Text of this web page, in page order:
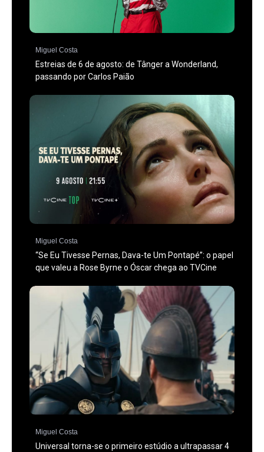
Miguel Costa
Estreias de 6 de agosto: de Tânger a Wonderland,
passando por Carlos Paião
Miguel Costa
“Se Eu Tivesse Pernas, Dava-te Um Pontapé”: o papel
que valeu a Rose Byrne o Óscar chega ao TVCine
Miguel Costa
Universal torna-se o primeiro estúdio a ultrapassar 4